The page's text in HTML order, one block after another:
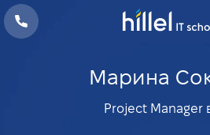
Марина
Project Manager